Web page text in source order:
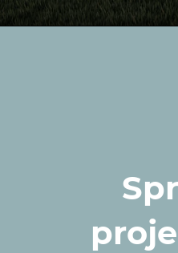
Zieleni jest idealnym
ogród stanie się